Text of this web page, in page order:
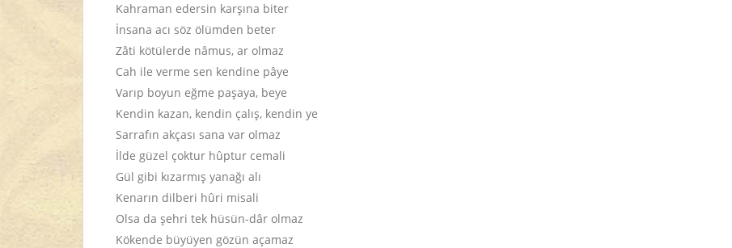
Kahraman edersin karşına biter
İnsana acı söz ölümden beter
Zâti kötülerde nâmus, ar olmaz
Cah ile verme sen kendine pâye
Varıp boyun eğme paşaya, beye
Kendin kazan, kendin çalış, kendin ye
Sarrafın akçası sana var olmaz
İlde güzel çoktur hûptur cemali
Gül gibi kızarmış yanağı alı
Kenarın dilberi hûri misali
Olsa da şehri tek hüsün-dâr olmaz
Kökende büyüyen gözün açamaz